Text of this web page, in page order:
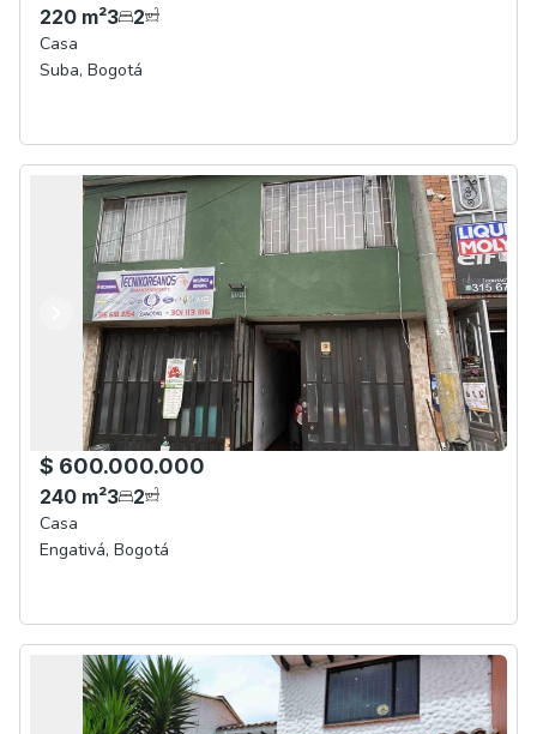
220 m²3 2
Casa
Suba, Bogotá
Anterior
Siguiente
$ 600.000.000
240 m²3 2
Casa
Engativá, Bogotá